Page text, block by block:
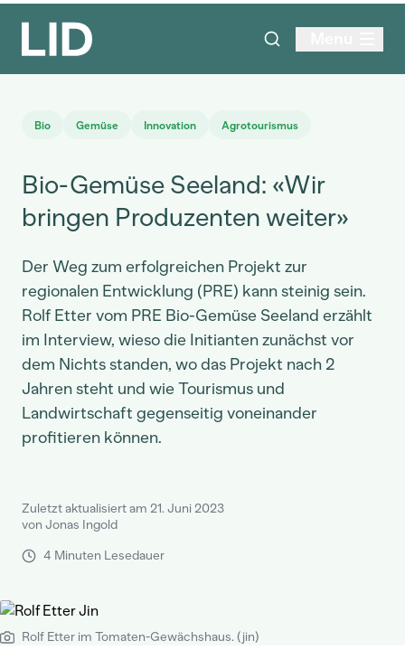
Bio Gemüse Innovation Agrotourismus
Bio-Gemüse Seeland: «Wir
bringen Produzenten weiter»
Der Weg zum erfolgreichen Projekt zur
regionalen Entwicklung (PRE) kann steinig sein.
Rolf Etter vom PRE Bio-Gemüse Seeland erzählt
im Interview, wieso die Initianten zunächst vor
dem Nichts standen, wo das Projekt nach 2
Jahren steht und wie Tourismus und
Landwirtschaft gegenseitig voneinander
profitieren können.
Zuletzt aktualisiert am 21. Juni 2023
von Jonas Ingold
4 Minuten Lesedauer
Rolf Etter im Tomaten-Gewächshaus. (jin)